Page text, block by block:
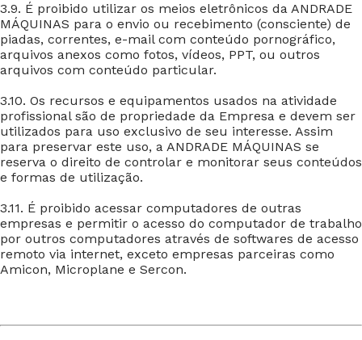
3.9. É proibido utilizar os meios eletrônicos da ANDRADE
MÁQUINAS para o envio ou recebimento (consciente) de
piadas, correntes, e-mail com conteúdo pornográfico,
arquivos anexos como fotos, vídeos, PPT, ou outros
arquivos com conteúdo particular.
3.10. Os recursos e equipamentos usados na atividade
profissional são de propriedade da Empresa e devem ser
utilizados para uso exclusivo de seu interesse. Assim
para preservar este uso, a ANDRADE MÁQUINAS se
reserva o direito de controlar e monitorar seus conteúdos
e formas de utilização.
3.11. É proibido acessar computadores de outras
empresas e permitir o acesso do computador de trabalho
por outros computadores através de softwares de acesso
remoto via internet, exceto empresas parceiras como
Amicon, Microplane e Sercon.